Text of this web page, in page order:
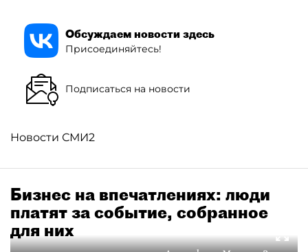
Обсуждаем новости здесь
Присоединяйтесь!
Подписаться на новости
Новости СМИ2
Бизнес на впечатлениях: люди
платят за событие, собранное
для них